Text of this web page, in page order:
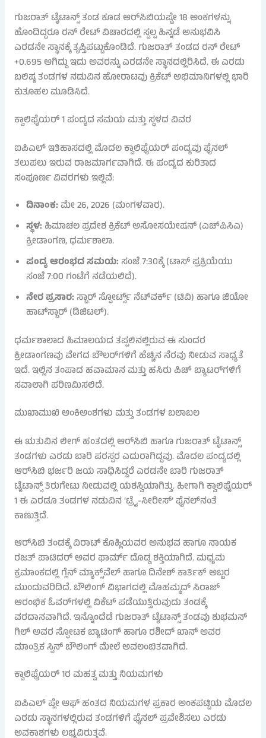
ಗುಜರಾತ್ ಟೈಟಾನ್ಸ್ ತಂಡ ಕೂಡ ಆರ್​ಸಿಬಿಯಷ್ಟೇ 18 ಅಂಕಗಳನ್ನು
ಹೊಂದಿದ್ದರೂ ರನ್ ರೇಟ್ ವಿಚಾರದಲ್ಲಿ ಸ್ವಲ್ಪ ಹಿನ್ನಡೆ ಅನುಭವಿಸಿ
ಎರಡನೇ ಸ್ಥಾನಕ್ಕೆ ತೃಪ್ತಿಪಟ್ಟುಕೊಂಡಿದೆ. ಗುಜರಾತ್ ತಂಡದ ರನ್ ರೇಟ್
+0.695 ಆಗಿದ್ದು ಇದು ಅವರನ್ನು ಎರಡನೇ ಸ್ಥಾನದಲ್ಲಿರಿಸಿದೆ. ಈ ಎರಡು
ಬಲಿಷ್ಠ ತಂಡಗಳ ನಡುವಿನ ಹೋರಾಟವು ಕ್ರಿಕೆಟ್ ಅಭಿಮಾನಿಗಳಲ್ಲಿ ಭಾರಿ
ಕುತೂಹಲ ಮೂಡಿಸಿದೆ.
ಕ್ವಾಲಿಫೈಯರ್ 1 ಪಂದ್ಯದ ಸಮಯ ಮತ್ತು ಸ್ಥಳದ ವಿವರ
ಐಪಿಎಲ್ ಇತಿಹಾಸದಲ್ಲಿ ಮೊದಲ ಕ್ವಾಲಿಫೈಯರ್ ಪಂದ್ಯವು ಫೈನಲ್
ತಲುಪಲು ಇರುವ ರಾಜಮಾರ್ಗವಾಗಿದೆ. ಈ ಪಂದ್ಯದ ಕುರಿತಾದ
ಸಂಪೂರ್ಣ ವಿವರಗಳು ಇಲ್ಲಿವೆ:
ದಿನಾಂಕ:ಮೇ 26, 2026 (ಮಂಗಳವಾರ).
ಸ್ಥಳ: ಹಿಮಾಚಲ ಪ್ರದೇಶ ಕ್ರಿಕೆಟ್ ಅಸೋಸಯೇಷನ್ (ಎಚ್‌ಪಿಸಿಎ)
ಕ್ರೀಡಾಂಗಣ, ಧರ್ಮಶಾಲಾ.
ಪಂದ್ಯ ಆರಂಭದ ಸಮಯ:ಸಂಜೆ 7:30ಕ್ಕೆ (ಟಾಸ್ ಪ್ರಕ್ರಿಯೆಯು
ಸಂಜೆ 7:00 ಗಂಟೆಗೆ ನಡೆಯಲಿದೆ).
ನೇರ ಪ್ರಸಾರ:ಸ್ಟಾರ್ ಸ್ಪೋರ್ಟ್ಸ್ ನೆಟ್‌ವರ್ಕ್ (ಟಿವಿ) ಹಾಗೂ ಜಿಯೋ
ಹಾಟ್‌ಸ್ಟಾರ್ (ಡಿಜಿಟಲ್).
ಧರ್ಮಶಾಲಾದ ಹಿಮಾಲಯದ ತಪ್ಪಲಿನಲ್ಲಿರುವ ಈ ಸುಂದರ
ಕ್ರೀಡಾಂಗಣವು ವೇಗದ ಬೌಲರ್‌ಗಳಿಗೆ ಹೆಚ್ಚಿನ ನೆರವು ನೀಡುವ ಸಾಧ್ಯತೆ
ಇದೆ. ಇಲ್ಲಿನ ತಂಪಾದ ಹವಾಮಾನ ಮತ್ತು ಹಸಿರು ಪಿಚ್ ಬ್ಯಾಟರ್‌ಗಳಿಗೆ
ಸವಾಲಾಗಿ ಪರಿಣಮಿಸಲಿದೆ.
ಮುಖಾಮುಖಿ ಅಂಕಿಅಂಶಗಳು ಮತ್ತು ತಂಡಗಳ ಬಲಾಬಲ
ಈ ಋತುವಿನ ಲೀಗ್ ಹಂತದಲ್ಲಿ ಆರ್​ಸಿಬಿ ಹಾಗೂ ಗುಜರಾತ್ ಟೈಟಾನ್ಸ್
ತಂಡಗಳು ಎರಡು ಬಾರಿ ಪರಸ್ಪರ ಎದುರಾಗಿದ್ದವು. ಮೊದಲ ಪಂದ್ಯದಲ್ಲಿ
ಆರ್​ಸಿಬಿ ಭರ್ಜರಿ ಜಯ ಸಾಧಿಸಿದ್ದರೆ ಎರಡನೇ ಬಾರಿ ಗುಜರಾತ್
ಟೈಟಾನ್ಸ್ ತಿರುಗೇಟು ನೀಡುವಲ್ಲಿ ಯಶಸ್ವಿಯಾಗಿತ್ತು. ಹೀಗಾಗಿ ಕ್ವಾಲಿಫೈಯರ್
1 ಈ ಎರಡೂ ತಂಡಗಳ ನಡುವಿನ ‘ಟ್ರೈ-ಸೀರೀಸ್’ ಫೈನಲ್‌ನಂತೆ
ಕಾಣುತ್ತಿದೆ.
ಆರ್​ಸಿಬಿ ತಂಡಕ್ಕೆ ವಿರಾಟ್ ಕೊಹ್ಲಿಯವರ ಅನುಭವ ಹಾಗೂ ನಾಯಕ
ರಜತ್ ಪಾಟಿದರ್ ಅವರ ಫಾರ್ಮ್ ದೊಡ್ಡ ಶಕ್ತಿಯಾಗಿದೆ. ಮಧ್ಯಮ
ಕ್ರಮಾಂಕದಲ್ಲಿ ಗ್ಲೆನ್ ಮ್ಯಾಕ್ಸ್‌ವೆಲ್ ಹಾಗೂ ದಿನೇಶ್ ಕಾರ್ತಿಕ್ ಅಬ್ಬರ
ಮುಂದುವರಿದಿದೆ. ಬೌಲಿಂಗ್ ವಿಭಾಗದಲ್ಲಿ ಮೊಹಮ್ಮದ್ ಸಿರಾಜ್
ಆರಂಭಿಕ ಓವರ್‌ಗಳಲ್ಲಿ ವಿಕೆಟ್ ಪಡೆಯುತ್ತಿರುವುದು ತಂಡಕ್ಕೆ
ವರದಾನವಾಗಿದೆ. ಇನ್ನೊಂದೆಡೆ ಗುಜರಾತ್ ಟೈಟಾನ್ಸ್ ತಂಡವು ಶುಭಮನ್
ಗಿಲ್ ಅವರ ಸ್ಫೋಟಕ ಬ್ಯಾಟಿಂಗ್ ಹಾಗೂ ರಶೀದ್ ಖಾನ್ ಅವರ
ಮಾಂತ್ರಿಕ ಸ್ಪಿನ್ ಬೌಲಿಂಗ್ ಮೇಲೆ ಅವಲಂಬಿತವಾಗಿದೆ.
ಕ್ವಾಲಿಫೈಯರ್ 1ರ ಮಹತ್ವ ಮತ್ತು ನಿಯಮಗಳು
ಐಪಿಎಲ್ ಪ್ಲೇ ಆಫ್ ಹಂತದ ನಿಯಮಗಳ ಪ್ರಕಾರ ಅಂಕಪಟ್ಟಿಯ ಮೊದಲ
ಎರಡು ಸ್ಥಾನಗಳಲ್ಲಿರುವ ತಂಡಗಳಿಗೆ ಫೈನಲ್ ಪ್ರವೇಶಿಸಲು ಎರಡು
ಅವಕಾಶಗಳು ಲಭ್ಯವಿರುತ್ತವೆ.